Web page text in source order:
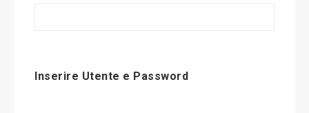
Modifica News
Inserire Utente e Password